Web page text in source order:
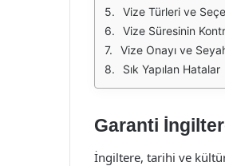
Vize Türleri ve
Vize Süresinin
Vize Onayı ve
Sık Yapılan Hatalar
Garanti
İngiltere, tarihi ve